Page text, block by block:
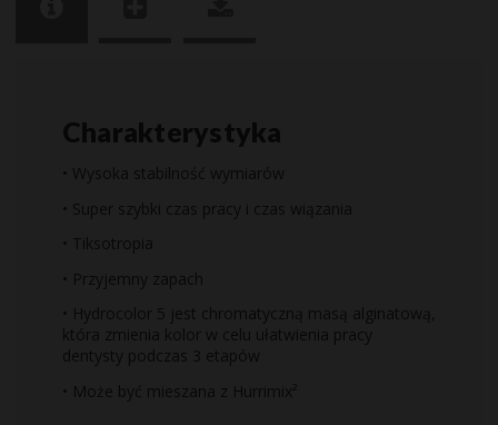
Charakterystyka
• Wysoka stabilność wymiarów
• Super szybki czas pracy i czas wiązania
• Tiksotropia
• Przyjemny zapach
• Hydrocolor 5 jest chromatyczną masą alginatową,
która zmienia kolor w celu ułatwienia pracy
dentysty podczas 3 etapów
• Może być mieszana z Hurrimix²